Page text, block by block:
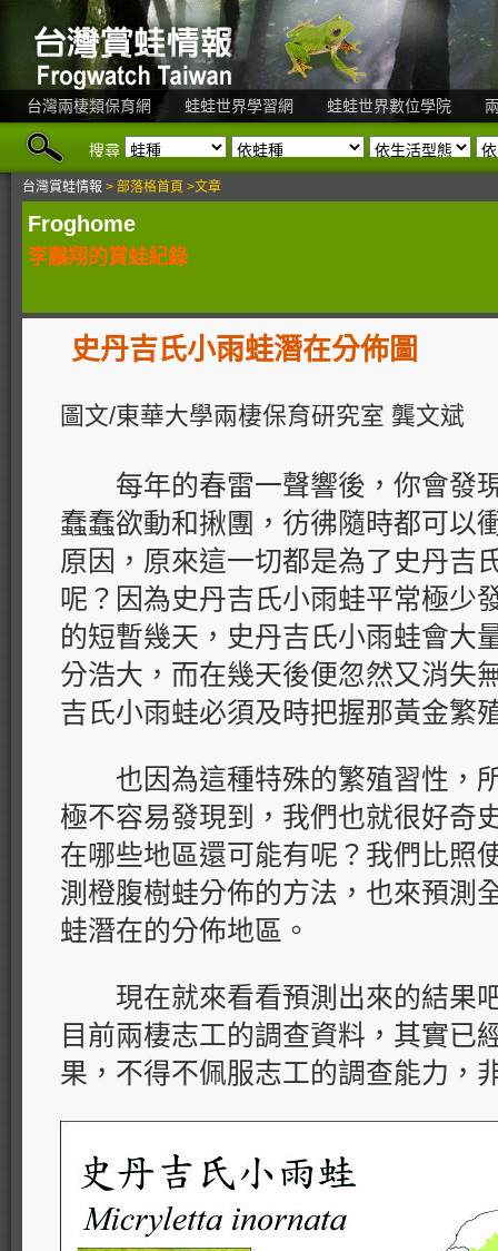
台灣兩棲類保育網 蛙蛙世界學習網 蛙蛙世界數位學院
搜尋
台灣賞蛙情報 > 部落格首頁 >文章
Froghome
李鵬翔的賞蛙紀錄
史丹吉氏小雨蛙潛在分佈圖
圖文/東華大學兩棲保育研究室 龔文斌
每年的春雷一聲響後，你會發
蠢蠢欲動和揪團，彷彿隨時都可以
原因，原來這一切都是為了史丹吉
呢？因為史丹吉氏小雨蛙平常極少
的短暫幾天，史丹吉氏小雨蛙會大
分浩大，而在幾天後便忽然又消失
吉氏小雨蛙必須及時把握那黃金繁
也因為這種特殊的繁殖習性，
極不容易發現到，我們也就很好奇
在哪些地區還可能有呢？我們比照
測橙腹樹蛙分佈的方法，也來預測
蛙潛在的分佈地區。
現在就來看看預測出來的結果
目前兩棲志工的調查資料，其實已
果，不得不佩服志工的調查能力，